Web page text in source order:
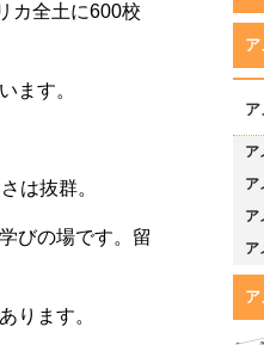
カ全土に600校
ます。
は抜群。
びの場です。留
ります。
ア
ア
ア
ア